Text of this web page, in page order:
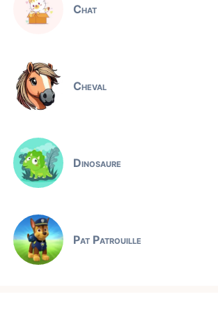
Chat
Cheval
Dinosaure
Pat Patrouille